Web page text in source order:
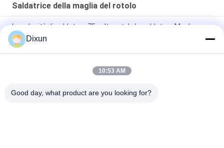
Saldatrice della maglia del rotolo
La velocità di saldatura 75 volte rotola la saldatura Mesh
Manufacturing Machine del Plc di lunghezza 30m
Plc 2.5mm Dia Roll Mesh Welding Machine di lunghezza 60m
Costruzione Mesh Making Machine saldato 3-6mm di
Dixun
10:53 AM
Good day, what product are you looking for?